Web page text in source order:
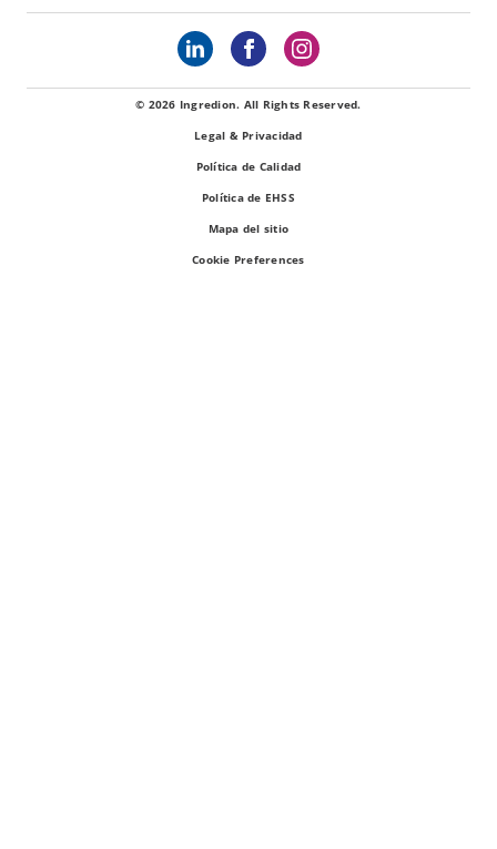
© 2026 Ingredion. All Rights Reserved.
Legal & Privacidad
Política de Calidad
Política de EHSS
Mapa del sitio
Cookie Preferences